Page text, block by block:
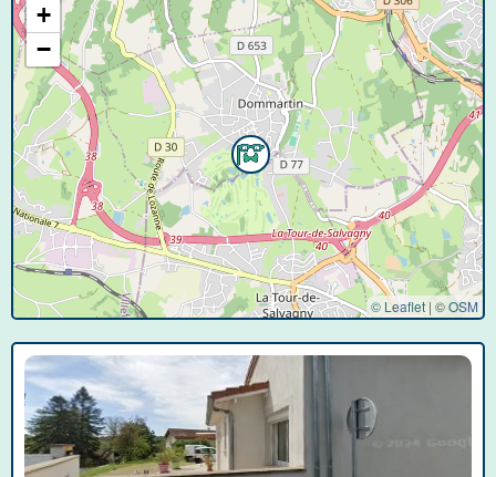
+
−
© Leaflet | ©OSM